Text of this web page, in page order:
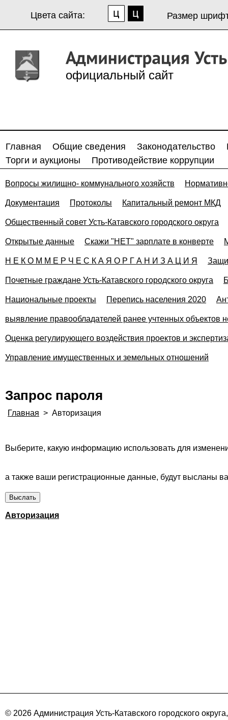
Цвета сайта: Размер
официальный сайт
Главная Общие сведения Законодательство
Торги и аукционы
Противодействие коррупции
Вопросы жилищно- коммунального хозяйств
Документация Протоколы Капитальный ремонт МКД
Общественный совет Усть-Катавского городского округа
Открытые данные Скажи "НЕТ" зарплате в конверте
Н Е К О М М Е Р Ч Е С К А Я О Р Г А Н И З А Ц И Я
Почетные граждане Усть-Катавского городского округа
Национальные проекты Перепись населения 2020
выявление правообладателей ранее учтенных объектов
Оценка регулирующего воздействия проектов и
Управление имущественных и земельных отношений
Запрос пароля
Главная > Авторизация
Выберите, какую информацию использовать для
а также ваши регистрационные данные, будут высланы
Авторизация
© 2026 Администрация Усть-Катавского городского